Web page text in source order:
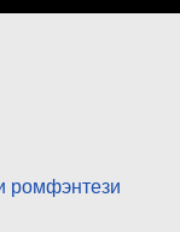
ромфэнтези